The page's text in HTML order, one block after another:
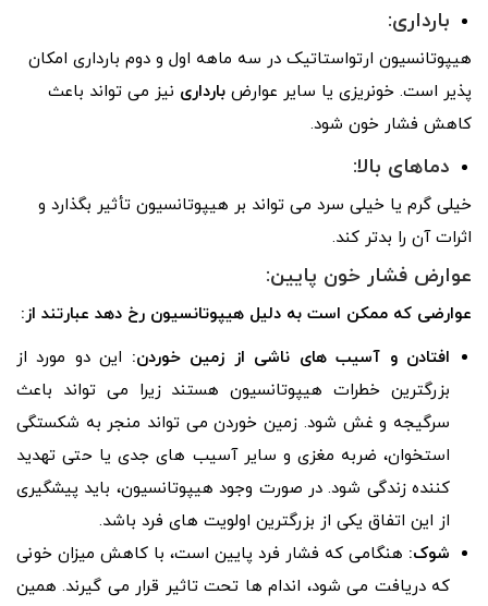
بارداری:
هیپوتانسیون ارتواستاتیک در سه ماهه اول و دوم بارداری امکان
پذیر است. خونریزی یا سایر عوارض بارداری نیز می تواند باعث
کاهش فشار خون شود.
دماهای بالا:
خیلی گرم یا خیلی سرد می تواند بر هیپوتانسیون تأثیر بگذارد و
اثرات آن را بدتر کند.
عوارض فشار خون پایین:
عوارضی که ممکن است به دلیل هیپوتانسیون رخ دهد عبارتند از:
افتادن و آسیب های ناشی از زمین خوردن: این دو مورد از
بزرگترین خطرات هیپوتانسیون هستند زیرا می تواند باعث
سرگیجه و غش شود. زمین خوردن می تواند منجر به شکستگی
استخوان، ضربه مغزی و سایر آسیب های جدی یا حتی تهدید
کننده زندگی شود. در صورت وجود هیپوتانسیون، باید پیشگیری
از این اتفاق یکی از بزرگترین اولویت های فرد باشد.
شوک: هنگامی که فشار فرد پایین است، با کاهش میزان خونی
که دریافت می شود، اندام ها تحت تاثیر قرار می گیرند. همین